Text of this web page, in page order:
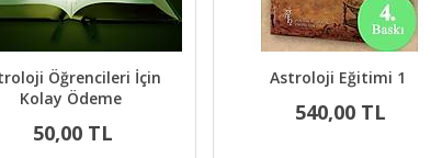
Öğrencileri İçin
Kolay Ödeme
50,00 TL
Astroloji Eğitimi 1
540,00 TL